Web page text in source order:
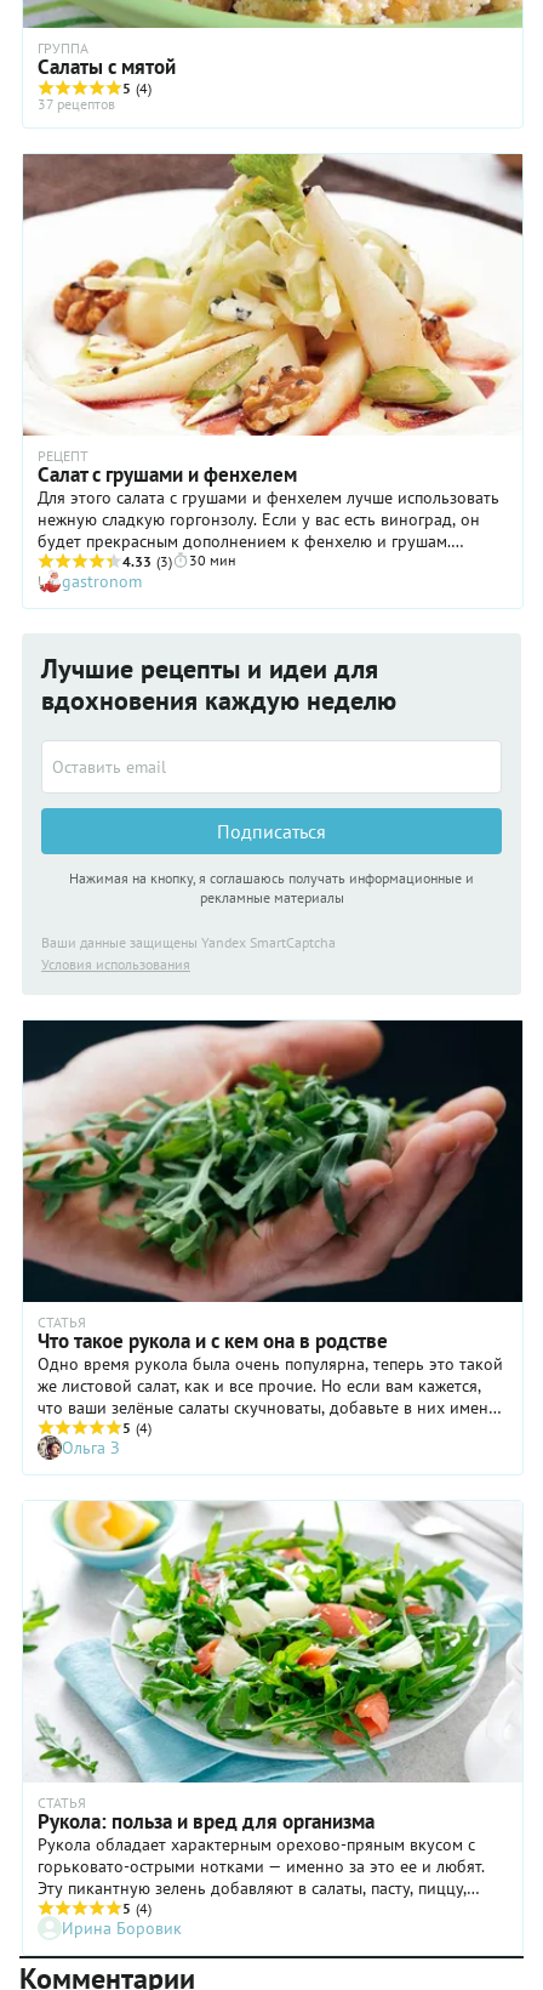
ГРУППА
Салаты с мятой
5 (4)
37 рецептов
РЕЦЕПТ
Салат с грушами и фенхелем
Для этого салата с грушами и фенхелем лучше использовать
нежную сладкую горгонзолу. Если у вас есть виноград, он
будет прекрасным дополнением к фенхелю и грушам.
Крупные виноградины нужно разрезать пополам, а косточки
удалить.
4.33 (3) 30 мин
gastronom
Лучшие рецепты и идеи для
вдохновения каждую неделю
Подписаться
Нажимая на кнопку, я соглашаюсь получать информационные и
рекламные материалы
Ваши данные защищены Yandex SmartCaptcha
Условия использования
СТАТЬЯ
Что такое рукола и с кем она в родстве
Одно время рукола была очень популярна, теперь это такой
же листовой салат, как и все прочие. Но если вам кажется,
что ваши зелёные салаты скучноваты, добавьте в них именно
руколу. Она точно оживит блюдо, потому что ей было так на
роду написано.
5 (4)
Ольга З
СТАТЬЯ
Рукола: польза и вред для организма
Рукола обладает характерным орехово-пряным вкусом с
горьковато-острыми нотками — именно за это ее и любят.
Эту пикантную зелень добавляют в салаты, пасту, пиццу,
подают с томатами, сырами, орехами и яйцами. Чем полезна
и может быть вредна эта ароматная горчичная трава? И
какие блюда с ней можно приготовить? Рассказываем в
нашей статье.
5 (4)
Ирина Боровик
Комментарии